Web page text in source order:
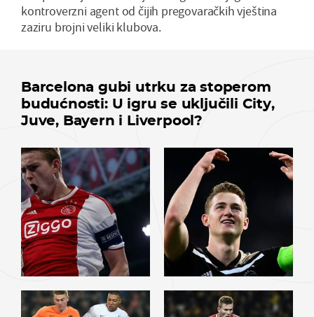
kontroverzni agent od čijih pregovaračkih vještina
zaziru brojni veliki klubova.
Barcelona gubi utrku za stoperom
budućnosti: U igru se uključili City,
Juve, Bayern i Liverpool?